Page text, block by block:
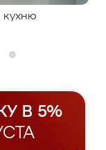
кухню
В 5%